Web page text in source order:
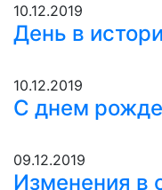
10.12.2019
День в
10.12.2019
С днем
09.12.2019
Изменения в